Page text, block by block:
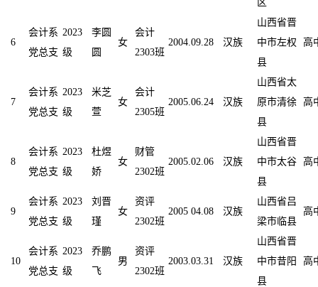
区
6
会计系
党总支
2023
级
李圆
圆
女
会计
2303班
2004.09.28 汉族
山西省晋
中市左权
县
高
7
会计系
党总支
2023
级
米芝
萱
女
会计
2305班
2005.06.24 汉族
山西省太
原市清徐
县
高
8
会计系
党总支
2023
级
杜煜
娇
女
财管
2302班
2005.02.06 汉族
山西省晋
中市太谷
县
高
9
会计系
党总支
2023
级
刘晋
瑾
女
资评
2302班
2005 04.08 汉族
山西省吕
梁市临县
高
10
会计系
党总支
2023
级
乔鹏
飞
男
资评
2302班
2003.03.31 汉族
山西省晋
中市昔阳
县
高